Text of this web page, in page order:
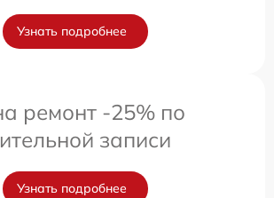
Узнать подробнее
ремонт -25% по
записи
Узнать подробнее